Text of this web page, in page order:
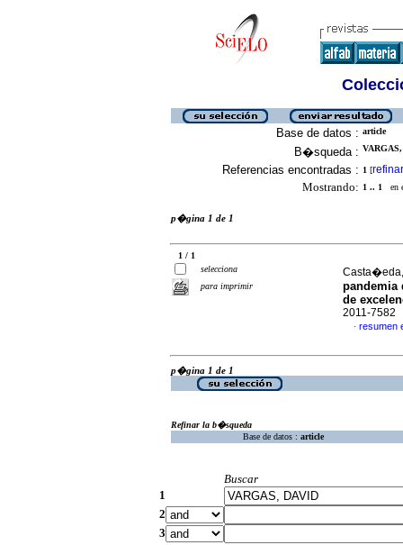
Base de datos : article
B�squeda :
Referencias encontradas : 1 [refinar
Mostrando: 1 .. 1 en
p�gina 1 de 1
1 / 1
selecciona
para imprimir
pandemia
de
2011-7582
· resumen
p�gina 1 de 1
Refinar la b�squeda
Base de datos : article
Buscar
1
2
3